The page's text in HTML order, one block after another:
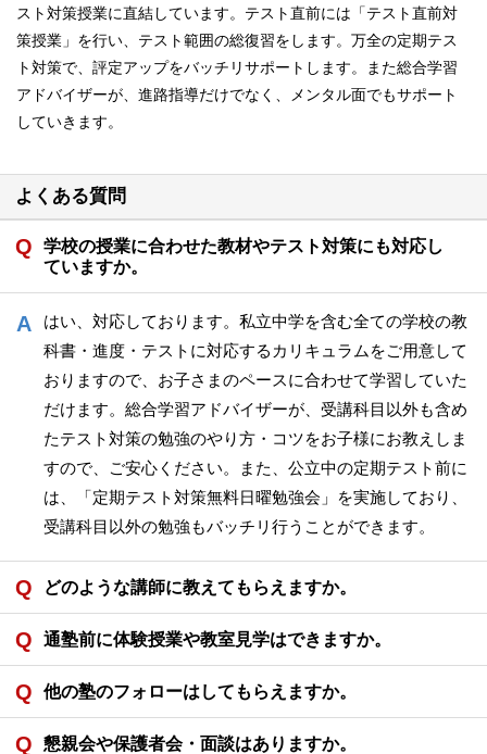
スト対策授業に直結しています。テスト直前には「テスト直前対
策授業」を行い、テスト範囲の総復習をします。万全の定期テス
ト対策で、評定アップをバッチリサポートします。また総合学習
アドバイザーが、進路指導だけでなく、メンタル面でもサポート
していきます。
よくある質問
学校の授業に合わせた教材やテスト対策にも対応し
ていますか。
はい、対応しております。私立中学を含む全ての学校の教
科書・進度・テストに対応するカリキュラムをご用意して
おりますので、お子さまのペースに合わせて学習していた
だけます。総合学習アドバイザーが、受講科目以外も含め
たテスト対策の勉強のやり方・コツをお子様にお教えしま
すので、ご安心ください。また、公立中の定期テスト前に
は、「定期テスト対策無料日曜勉強会」を実施しており、
受講科目以外の勉強もバッチリ行うことができます。
どのような講師に教えてもらえますか。
通塾前に体験授業や教室見学はできますか。
他の塾のフォローはしてもらえますか。
懇親会や保護者会・面談はありますか。